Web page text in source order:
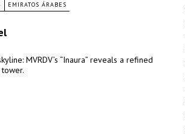
EMIRATOS ÁRABES
MVRDV’s “Inaura” reveals a refined